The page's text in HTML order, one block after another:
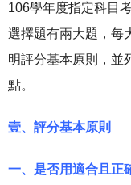
106學年度指定科目
選擇題有兩大題，每
明評分基本原則，並
點。
壹、評分基本原則
一、是否用適合且正